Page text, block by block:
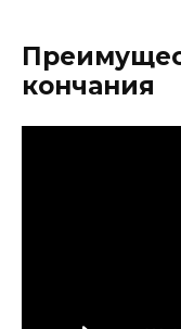
кончания